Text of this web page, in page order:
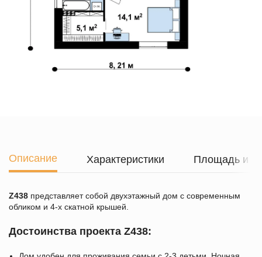
Описание Характеристики Площадь и
Z438 представляет собой двухэтажный дом с современным
обликом и 4-х скатной крышей.
Достоинства проекта Z438: